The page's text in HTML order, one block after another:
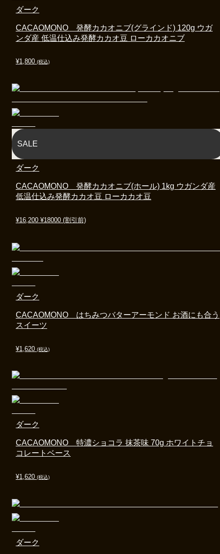
¥1,800 (税込)
CACAOMONO 発酵カカオニブ(グラインド) 120g ウガ
ンダ産 低温仕込み発酵カカオ豆 ローカカオニブ
ダーク
SALE
¥16,200 ¥18000 (割引前)
CACAOMONO 発酵カカオニブ(ホール) 1kg ウガンダ産
低温仕込み発酵カカオ豆 ローカカオ豆
ダーク
¥1,620 (税込)
CACAOMONO はちみつバターアーモンド お酒にも合う
スイーツ
ダーク
¥1,620 (税込)
CACAOMONO 特濃ショコラ 抹茶味 70g ホワイトチョ
コレートベース
ダーク
ダーク